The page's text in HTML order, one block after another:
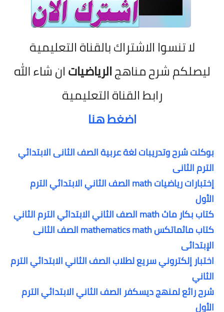
لا تنسوا الاشتراك بالقناة التعليمية
ليصلكم شرح مناهجالرياضياتان شاء الله
رابط القناة التعليمية
اضغط هنا
بوكلت شرح وتدريبات لغة عربية الصف الثانى الابتدائي
الترم الثانى
إختبارات رياضيات math الصف الثاني الابتدائي الترم
الأول
كتاب بكار ماث math الصف الثاني الابتدائي الترم الثاني
كتاب ماثماتكس mathematics math الصف الثانى
الإبتدائى
اختبار إلكتروني سريع لطلاب الصف الثاني الابتدائي الترم
الثاني
شرح رائع لمنهج ديسكفر الصف الثاني الابتدائي الترم
الأول